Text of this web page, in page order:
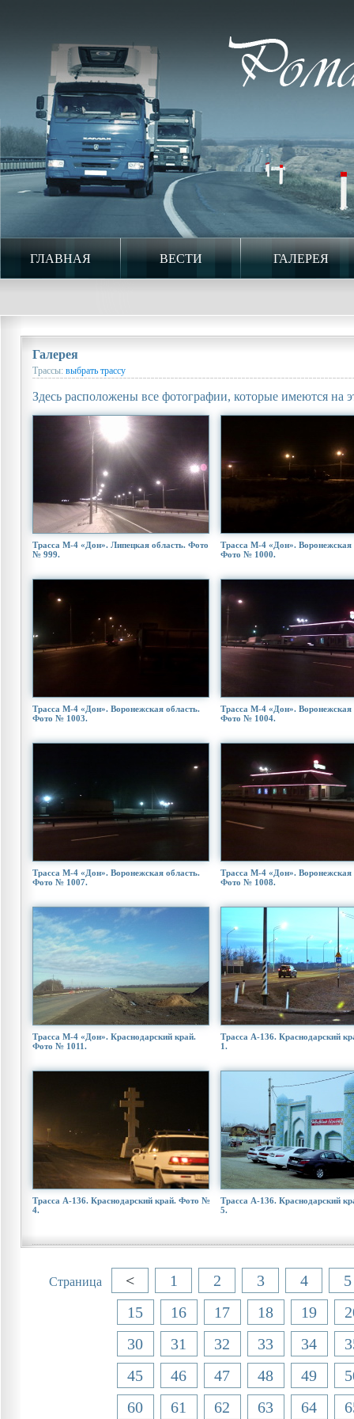
ГЛАВНАЯ ВЕСТИ ГАЛЕРЕЯ
Галерея
Трассы: выбрать трассу
Здесь расположены все фотографии, которые имеются на
Трасса М-4 «Дон». Липецкая область. Фото
№ 999.
Трасса М-4 «Дон». Воронежская
Фото № 1000.
Трасса М-4 «Дон». Воронежская область.
Фото № 1003.
Трасса М-4 «Дон». Воронежская
Фото № 1004.
Трасса М-4 «Дон». Воронежская область.
Фото № 1007.
Трасса М-4 «Дон». Воронежская
Фото № 1008.
Трасса М-4 «Дон». Краснодарский край.
Фото № 1011.
Трасса А-136. Краснодарский
1.
Трасса А-136. Краснодарский край. Фото №
4.
Трасса А-136. Краснодарский
5.
Страница < 1 2 3 4
5
15
16 17 18 19
30
31 32 33 34
45
46 47 48 49
60
61 62 63 64